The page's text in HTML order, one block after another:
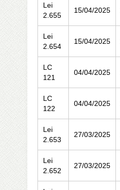
Lei
2.655
15/04/2025
Lei
2.654
15/04/2025
LC
121
04/04/2025
LC
122
04/04/2025
Lei
2.653
27/03/2025
Lei
2.652
27/03/2025